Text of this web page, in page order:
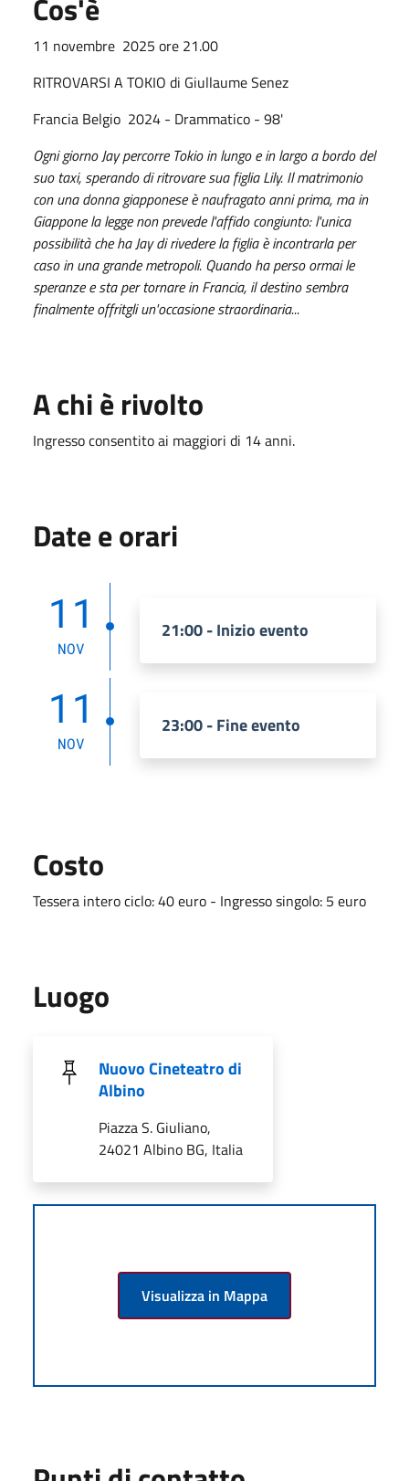
Cos'è
11 novembre 2025 ore 21.00
RITROVARSI A TOKIO di Giullaume Senez
Francia Belgio 2024 - Drammatico - 98'
Ogni giorno Jay percorre Tokio in lungo e in largo a bordo del
suo taxi, sperando di ritrovare sua figlia Lily. Il matrimonio
con una donna giapponese è naufragato anni prima, ma in
Giappone la legge non prevede l'affido congiunto: l'unica
possibilità che ha Jay di rivedere la figlia è incontrarla per
caso in una grande metropoli. Quando ha perso ormai le
speranze e sta per tornare in Francia, il destino sembra
finalmente offritgli un'occasione straordinaria...
A chi è rivolto
Ingresso consentito ai maggiori di 14 anni.
Date e orari
11
NOV
21:00 - Inizio evento
11
NOV
23:00 - Fine evento
Costo
Tessera intero ciclo: 40 euro - Ingresso singolo: 5 euro
Luogo
Nuovo Cineteatro di
Albino
Piazza S. Giuliano,
24021 Albino BG, Italia
Visualizza in Mappa